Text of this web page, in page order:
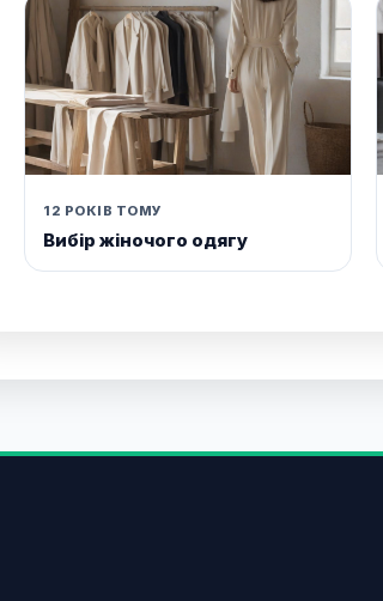
12 РОКІВ ТОМУ
Вибір жіночого одягу